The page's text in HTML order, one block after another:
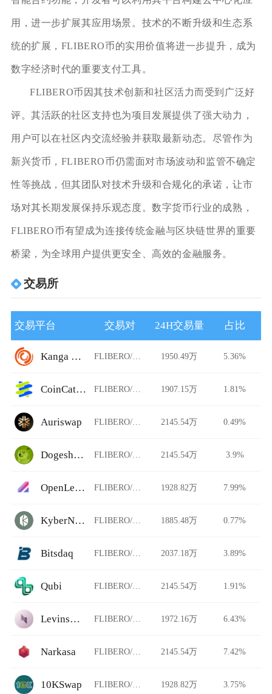
用，进一步扩展其应用场景。技术的不断升级和生态系
统的扩展，FLIBERO币的实用价值将进一步提升，成为
数字经济时代的重要支付工具。
FLIBERO币因其技术创新和社区活力而受到广泛好
评。其活跃的社区支持也为项目发展提供了强大动力，
用户可以在社区内交流经验并获取最新动态。尽管作为
新兴货币，FLIBERO币仍需面对市场波动和监管不确定
性等挑战，但其团队对技术升级和合规化的承诺，让市
场对其长期发展保持乐观态度。数字货币行业的成熟，
FLIBERO币有望成为连接传统金融与区块链世界的重要
桥梁，为全球用户提供更安全、高效的金融服务。
交易所
交易平台 交易对 24H交易量 占比
Kanga Exchange FLIBERO/USDT 1950.49万 5.36%
CoinCatch Derivatives FLIBERO/USDT 1907.15万 1.81%
Auriswap FLIBERO/USDT 2145.54万 0.49%
Dogeshrek FLIBERO/USDT 2145.54万 3.9%
OpenLeverage FLIBERO/USDT 1928.82万 7.99%
KyberNetwork FLIBERO/USDT 1885.48万 0.77%
Bitsdaq FLIBERO/USDT 2037.18万 3.89%
Qubi FLIBERO/USDT 2145.54万 1.91%
Levinswap FLIBERO/USDT 1972.16万 6.43%
Narkasa FLIBERO/USDT 2145.54万 7.42%
10KSwap FLIBERO/USDT 1928.82万 3.75%